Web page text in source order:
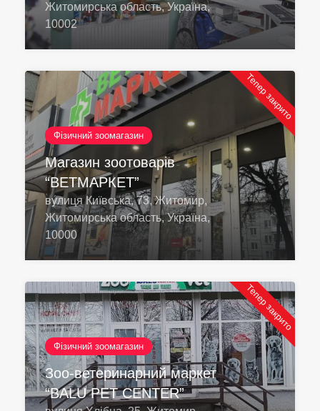
Житомирська область, Україна,
10002
Тепер закрито
Фізичний зоомагазин
Магазин зоотоварів
“ВЕТМАРКЕТ”
вулиця Київська, 73, Житомир,
Житомирська область, Україна,
10000
Тепер закрито
Фізичний зоомагазин
Зоо-ветеринарний маркет
“BALU PET CENTER”